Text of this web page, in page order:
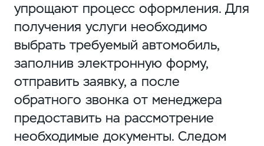
упрощают процесс оформления. Для
получения услуги необходимо
выбрать требуемый автомобиль,
заполнив электронную форму,
отправить заявку, а после
обратного звонка от менеджера
предоставить на рассмотрение
необходимые документы. Следом